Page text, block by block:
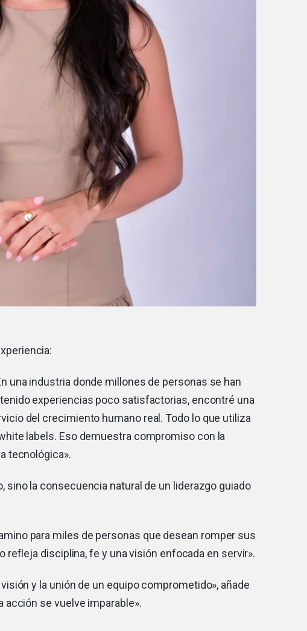
una industria donde millones de personas se han
experiencias poco satisfactorias, encontré una
del crecimiento humano real. Todo lo que utiliza
labels. Eso demuestra compromiso con la
tecnológica».
sino la consecuencia natural de un liderazgo guiado
para miles de personas que desean romper sus
refleja disciplina, fe y una visión enfocada en servir».
y la unión de un equipo comprometido», añade
acción se vuelve imparable».